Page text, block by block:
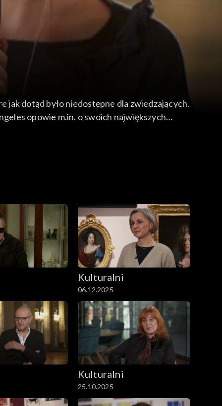
jak dotąd było niedostępne dla zwiedzających.
opowie m.in. o swoich największych
Kulturalni
06.12.2025
Kulturalni
25.10.2025